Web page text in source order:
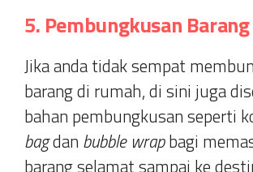
5. Pembungkusan Barang
Jika anda tidak sempat
barang di rumah, di sini juga
bahan pembungkusan seperti
bagdan bubble wrapbagi
barang selamat sampai ke